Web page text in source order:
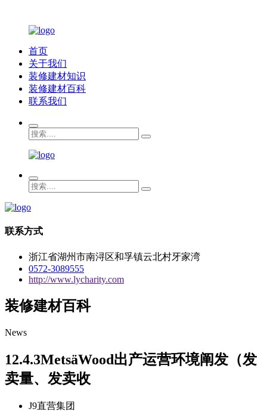
首页
关于我们
装修建材知识
装修建材百科
联系我们
联系方式
浙江省湖州市南浔区和孚镇云北村牙家湾
0572-3089555
http://www.lycharity.com
装修建材百科
News
12.4.3MetsäWood出产运营环境阐发（发
卖量、发卖收
J9直营集团